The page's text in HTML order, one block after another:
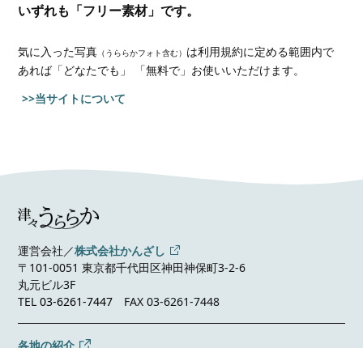
いずれも「フリー素材」です。
気に入った写真 （うららかフォト含む） は利用規約に定める範囲内で
あれば「どなたでも」 「無料で」お使いいただけます。
>>当サイトについて
運営会社／株式会社かんざし
〒101-0051 東京都千代田区神田神保町3-2-6
丸元ビル3F
TEL03-6261-7447 FAX 03-6261-7448